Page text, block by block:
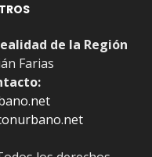
de la Región
Farias